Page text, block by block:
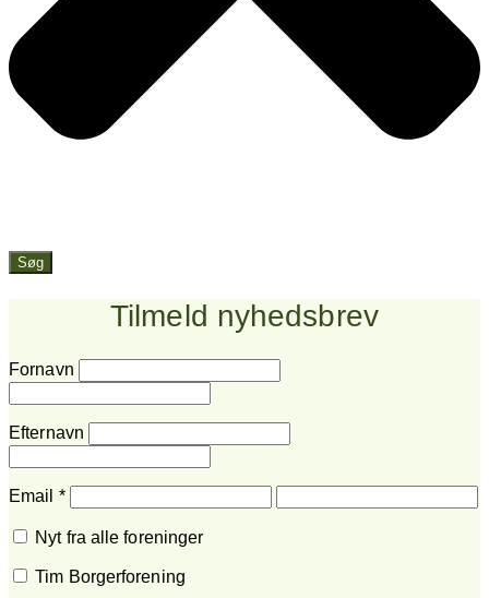
Søg
Tilmeld nyhedsbrev
Fornavn
Efternavn
Email *
Nyt fra alle foreninger
Tim Borgerforening